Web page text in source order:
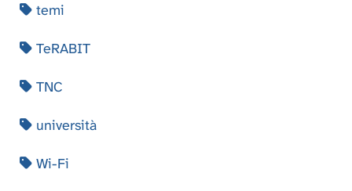
temi
TeRABIT
TNC
università
Wi-Fi